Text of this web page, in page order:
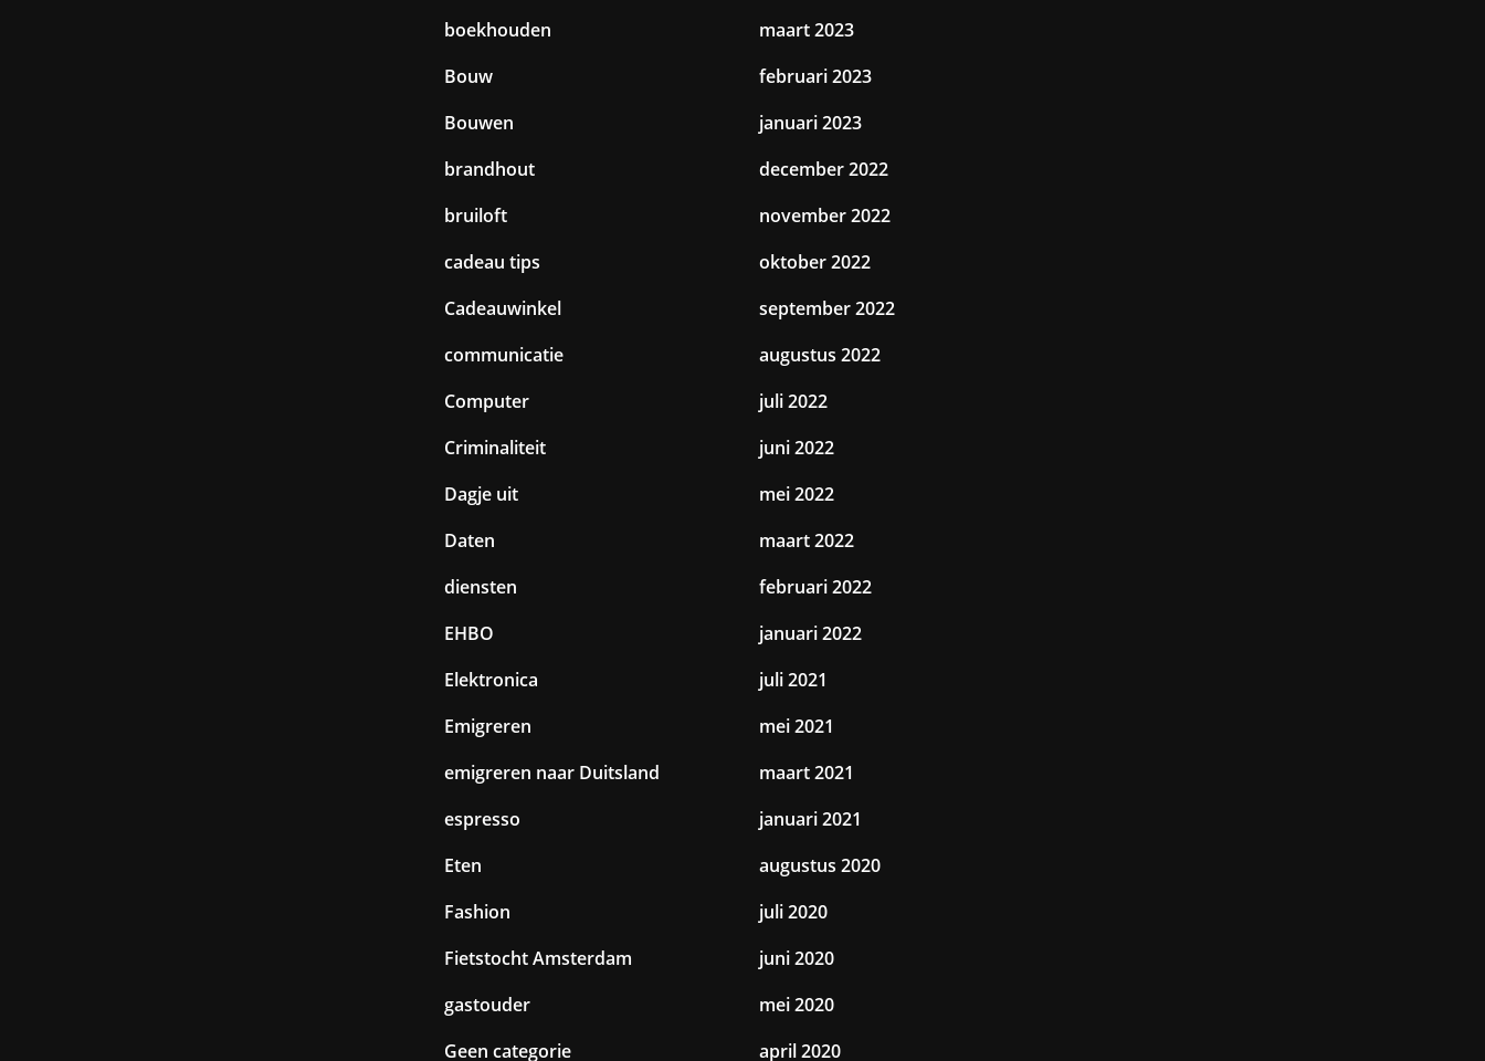
boekhouden
Bouw
Bouwen
brandhout
bruiloft
cadeau tips
Cadeauwinkel
communicatie
Computer
Criminaliteit
Dagje uit
Daten
diensten
EHBO
Elektronica
Emigreren
emigreren naar Duitsland
espresso
Eten
Fashion
Fietstocht Amsterdam
gastouder
Geen categorie
maart 2023
februari 2023
januari 2023
december 2022
november 2022
oktober 2022
september 2022
augustus 2022
juli 2022
juni 2022
mei 2022
maart 2022
februari 2022
januari 2022
juli 2021
mei 2021
maart 2021
januari 2021
augustus 2020
juli 2020
juni 2020
mei 2020
april 2020